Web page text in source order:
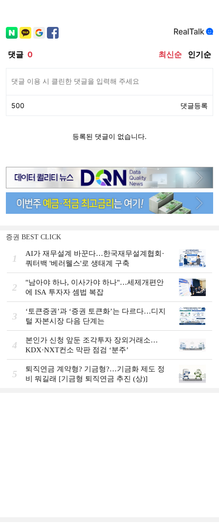
증권 BEST CLICK
1
AI가 재무설계 바꾼다…한국재무설계협회·
쿼터백 '베러웰스'로 생태계 구축
2
"남아야 하나, 이사가야 하나"…세제개편안
에 ISA 투자자 셈법 복잡
3
‘토큰증권’과 ‘증권 토큰화’는 다르다…디지
털 자본시장 다음 단계는
4
본인가 신청 앞둔 조각투자 장외거래소…
KDX·NXT컨소 막판 점검 ‘분주’
5
퇴직연금 계약형? 기금형?…기금화 제도 정
비 뭐길래 [기금형 퇴직연금 추진 (상)]